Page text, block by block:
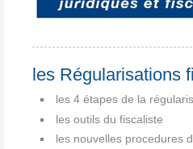
les Régularisations
les 4 étapes de la
les outils du fiscaliste
les nouvelles procedures